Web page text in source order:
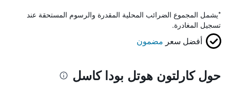
*يشمل المجموع الضرائب المحلية المقدرة والرسوم المستحقة عند
تسجيل المغادرة.
أفضل سعر مضمون
حول كارلتون هوتل بودا كاسل